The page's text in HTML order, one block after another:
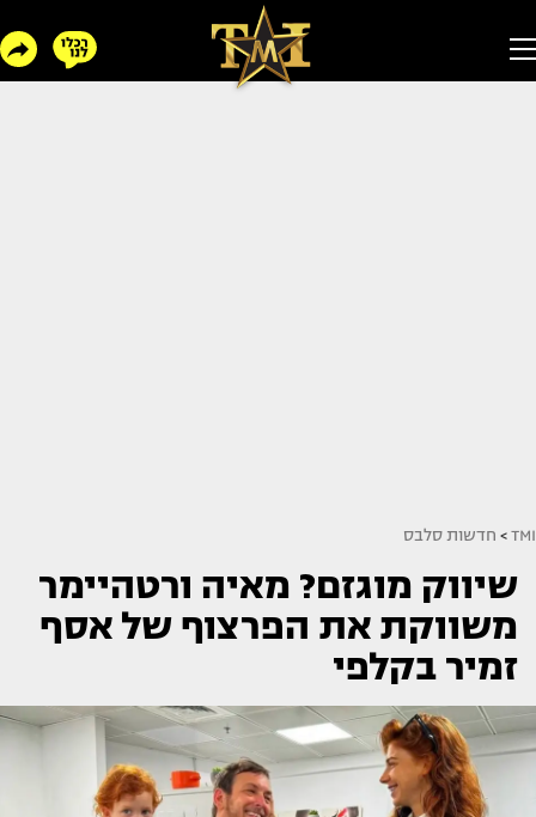
TMI
> חדשות סלבס
שיווק מוגזם? מאיה ורטהיימר
משווקת את הפרצוף של אסף
זמיר בקלפי